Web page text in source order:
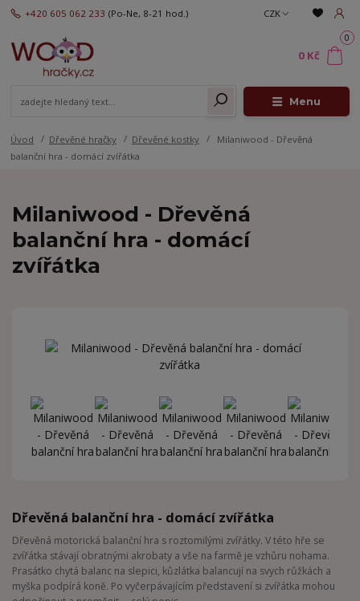
Menu
CZK
+420 605 062 233 (Po-Ne, 8-21 hod.)
0
0 Kč
Úvod Dřevěné hračky Dřevěné kostky
Milaniwood - Dřevěná
balanční hra - domácí zvířátka
Milaniwood - Dřevěná
balanční hra - domácí
zvířátka
Dřevěná balanční hra - domácí zvířátka
Dřevěná motorická balanční hra s roztomilými zvířátky. V této hře se
zvířátka stávají obratnými akrobaty a vše na farmě je vzhůru nohama.
Prasátko chytá balanc na slepici, kůzlátka balancují na svych růžkách a
myška podpírá koně. Po vyčerpávajícím představení si zvířátka mohou